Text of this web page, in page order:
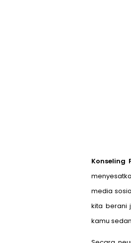
Konseling
media
kita berani
kamu